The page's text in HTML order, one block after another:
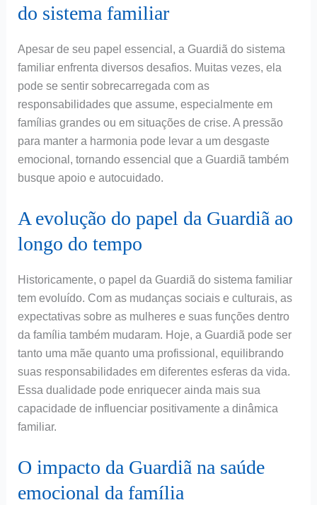
do sistema familiar
Apesar de seu papel essencial, a Guardiã do sistema
familiar enfrenta diversos desafios. Muitas vezes, ela
pode se sentir sobrecarregada com as
responsabilidades que assume, especialmente em
famílias grandes ou em situações de crise. A pressão
para manter a harmonia pode levar a um desgaste
emocional, tornando essencial que a Guardiã também
busque apoio e autocuidado.
A evolução do papel da Guardiã ao
longo do tempo
Historicamente, o papel da Guardiã do sistema familiar
tem evoluído. Com as mudanças sociais e culturais, as
expectativas sobre as mulheres e suas funções dentro
da família também mudaram. Hoje, a Guardiã pode ser
tanto uma mãe quanto uma profissional, equilibrando
suas responsabilidades em diferentes esferas da vida.
Essa dualidade pode enriquecer ainda mais sua
capacidade de influenciar positivamente a dinâmica
familiar.
O impacto da Guardiã na saúde
emocional da família